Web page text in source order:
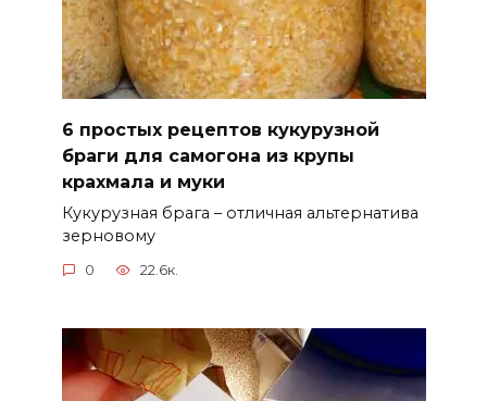
6 простых рецептов кукурузной
браги для самогона из крупы
крахмала и муки
Кукурузная брага – отличная альтернатива
зерновому
0 22.6к.